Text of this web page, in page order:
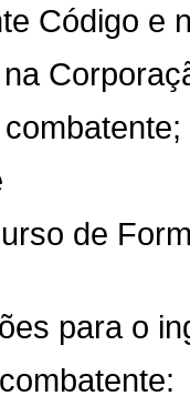
Código e
de
para o